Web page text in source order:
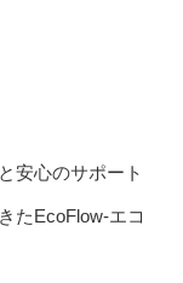
安心のサポート
たEcoFlow-エコ